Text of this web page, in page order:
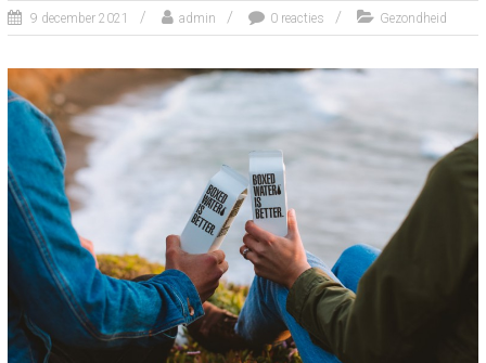
9 december 2021 admin 0 reacties Gezondheid